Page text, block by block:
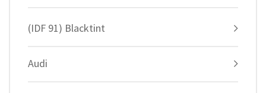
(IDF 91) Blacktint
Audi